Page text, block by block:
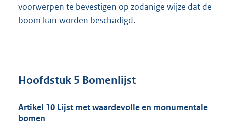
voorwerpen te bevestigen op zodanige wijze dat de
boom kan worden beschadigd.
Hoofdstuk 5 Bomenlijst
Artikel 10 Lijst met waardevolle en monumentale
bomen